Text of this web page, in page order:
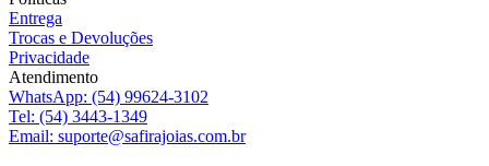
Entrega
Trocas e Devoluções
Privacidade
Atendimento
WhatsApp: (54) 99624-3102
Tel: (54) 3443-1349
Email: suporte@safirajoias.com.br